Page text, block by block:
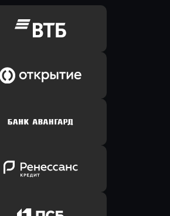
Оправить заявку
в ВТБ
в Банк Открытие
Оправить заявку
в Банк Авангард
Оправить заявку